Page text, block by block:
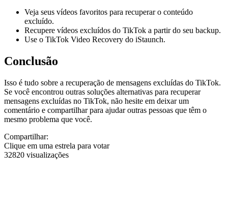
Veja seus vídeos favoritos para recuperar o conteúdo
excluído.
Recupere vídeos excluídos do TikTok a partir do seu backup.
Use o TikTok Video Recovery do iStaunch.
Conclusão
Isso é tudo sobre a recuperação de mensagens excluídas do TikTok.
Se você encontrou outras soluções alternativas para recuperar
mensagens excluídas no TikTok, não hesite em deixar um
comentário e compartilhar para ajudar outras pessoas que têm o
mesmo problema que você.
Compartilhar:
Clique em uma estrela para votar
32820 visualizações